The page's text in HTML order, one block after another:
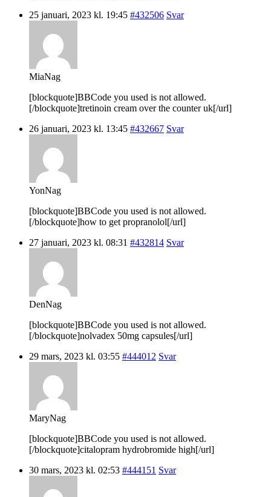
25 januari, 2023 kl. 19:45 #432506 Svar
MiaNag
[blockquote]BBCode you used is not allowed.
[/blockquote]tretinoin cream over the counter uk[/url]
26 januari, 2023 kl. 13:45 #432667 Svar
YonNag
[blockquote]BBCode you used is not allowed.
[/blockquote]how to get propranolol[/url]
27 januari, 2023 kl. 08:31 #432814 Svar
DenNag
[blockquote]BBCode you used is not allowed.
[/blockquote]nolvadex 50mg capsules[/url]
29 mars, 2023 kl. 03:55 #444012 Svar
MaryNag
[blockquote]BBCode you used is not allowed.
[/blockquote]citalopram hydrobromide high[/url]
30 mars, 2023 kl. 02:53 #444151 Svar